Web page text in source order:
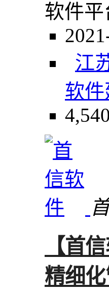
软件
江
软件
4,540
【首
精细